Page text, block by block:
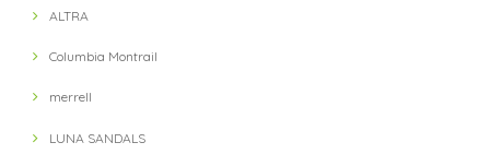
ALTRA
Columbia Montrail
merrell
LUNA SANDALS